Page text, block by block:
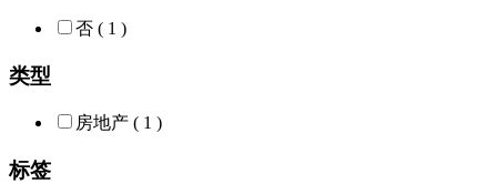
否 ( 1 )
类型
房地产 ( 1 )
标签